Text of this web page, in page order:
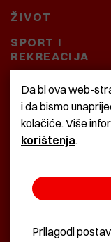
ŽIVOT
SPORT I
REKREACIJA
CRNA KRONIKA
BAŠTARDINI I
KRASNA ZEMLJA
Da bi ova web-
i da bismo
kolačiće. Više
korištenja.
Prilagodi